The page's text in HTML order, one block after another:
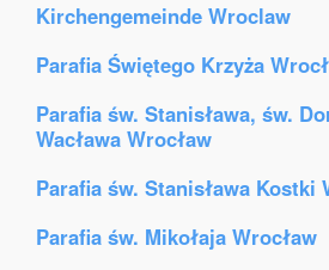
Kirchengemeinde Wroclaw
Parafia Świętego Krzyża
Parafia św. Stanisława, św.
Wacława Wrocław
Parafia św. Stanisława Kostki
Parafia św. Mikołaja Wrocław